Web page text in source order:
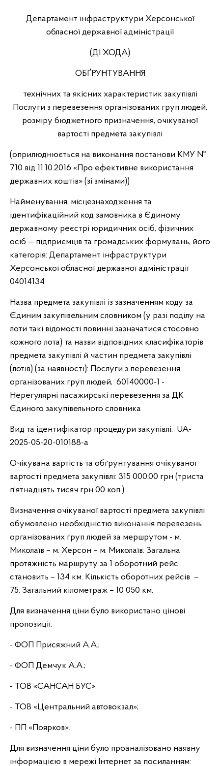
Департамент інфраструктури Херсонської
обласної державної адміністрації
(ДІ ХОДА)
ОБҐРУНТУВАННЯ
технічних та якісних характеристик закупівлі
Послуги з перевезення організованих груп людей,
розміру бюджетного призначення, очікуваної
вартості предмета закупівлі
(оприлюднюється на виконання постанови КМУ №
710 від 11.10.2016 «Про ефективне використання
державних коштів» (зі змінами))
Найменування, місцезнаходження та
ідентифікаційний код замовника в Єдиному
державному реєстрі юридичних осіб, фізичних
осіб — підприємців та громадських формувань, його
категорія: Департамент інфраструктури
Херсонської обласної державної адміністрації
04014134
Назва предмета закупівлі із зазначенням коду за
Єдиним закупівельним словником (у разі поділу на
лоти такі відомості повинні зазначатися стосовно
кожного лота) та назви відповідних класифікаторів
предмета закупівлі й частин предмета закупівлі
(лотів) (за наявності): Послуги з перевезення
організованих груп людей, 60140000-1 -
Нерегулярні пасажирські перевезення за ДК
Єдиного закупівельного словника
Вид та ідентифікатор процедури закупівлі: UA-
2025-05-20-010188-a
Очікувана вартість та обґрунтування очікуваної
вартості предмета закупівлі: 315 000,00 грн (триста
п’ятнадцять тисяч грн 00 коп.)
Визначення очікуваної вартості предмета закупівлі
обумовлено необхідністю виконання перевезень
організованих груп людей за мершрутом - м.
Миколаїв – м. Херсон – м. Миколаїв. Загальна
протяжність маршруту за 1 оборотний рейс
становить – 134 км. Кількість оборотних рейсів –
75. Загальний кілометраж – 10 050 км.
Для визначення ціни було використано цінові
пропозиції:
- ФОП Присяжний А.А.;
- ФОП Демчук А.А.;
- ТОВ «САНСАН БУС»;
- ТОВ «Центральний автовокзал»;
- ПП «Поярков».
Для визначення ціни було проаналізовано наявну
інформацією в мережі Інтернет за посиланням: